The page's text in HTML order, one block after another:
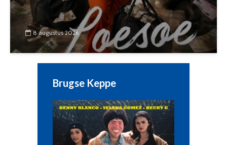
8 augustus 2026
Brugse Keppe